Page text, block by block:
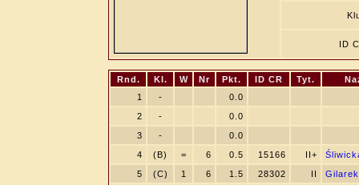
ID
Rnd. Kl. W Nr Pkt. ID CR Tyt.
1
-
0.0
2
-
0.0
3
-
0.0
4
(B) = 6 0.5 15166 II+
5
(C) 1 6 1.5 28302 II